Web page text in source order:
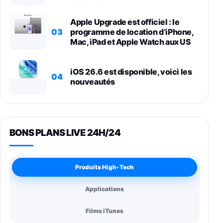
03
Apple Upgrade est officiel : le
programme de location d’iPhone,
Mac, iPad et Apple Watch aux US
04
iOS 26.6 est disponible, voici les
nouveautés
BONS PLANS LIVE 24H/24
Produits High-Tech
Applications
Films iTunes